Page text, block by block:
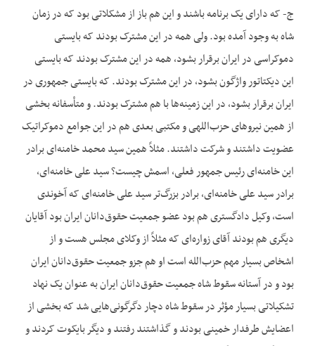
ج- که دارای یک برنامه باشند و این هم باز از مشکلاتی بود که در زمان
شاه به وجود آمده بود. ولی همه در این مشترک بودند که بایستی
دموکراسی در ایران برقرار بشود، همه در این مشترک بودند که بایستی
این دیکتاتور واژگون بشود، در این مشترک بودند. که بایستی جمهوری در
ایران برقرار بشود، در این زمینه‌ها با هم مشترک بودند. و متأسفانه بخشی
از همین نیروهای حزب‌اللهی و مکتبی بعدی هم در این جوامع دموکراتیک
عضویت داشتند و شرکت داشتند. مثلاً همین سید محمد خامنه‌ای برادر
این خامنه‌ای رئیس جمهور فعلی، اسمش چیست؟ سید علی خامنه‌ای،
برادر سید علی خامنه‌ای، برادر بزرگ‌تر سید علی خامنه‌ای که آخوندی
است، وکیل دادگستری هم بود عضو جمعیت حقوق‌دانان ایران بود آقایان
دیگری هم بودند آقای زواره‌ای که مثلاً از وکلای مجلس هست و از
اشخاص بسیار مهم حزب‌الله است او هم جزو جمعیت حقوق‌دانان ایران
بود و در آستانه سقوط شاه جمعیت حقوق‌دانان ایران به عنوان یک نهاد
تشکیلاتی بسیار مؤثر در سقوط شاه دچار دگرگونی‌هایی شد که بخشی از
اعضایش طرفدار خمینی بودند و گذاشتند رفتند و دیگر بایکوت کردند و